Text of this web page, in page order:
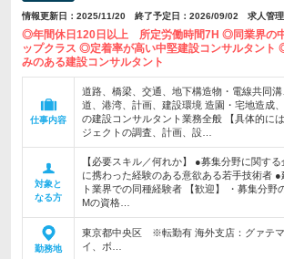
情報更新日：2025/11/20 終了予定日：2026/09/02 求人管
◎年間休日120日以上 所定労働時間7H ◎同業界の
ップクラス ◎定着率が高い中堅建設コンサルタント
みのある建設コンサルタント
仕事内容
道路、橋梁、交通、地下構造物・電線共同
道、港湾、計画、建設環境 造園・宅地造成
の建設コンサルタント業務全般 【具体的に
ジェクトの調査、計画、設…
対象と
なる方
【必要スキル／何れか】 ●募集分野に関す
に携わった経験のある意欲ある若手技術者 ●
ト業界での同種経験者 【歓迎】 ・募集分野
Mの資格…
勤務地
東京都中央区 ※転勤有 海外支店：グァテ
イ、ボ…